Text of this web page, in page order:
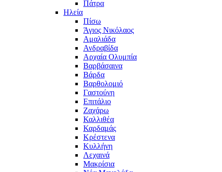
Πάτρα
Ηλεία
Πίσω
Άγιος Νικόλαος
Αμαλιάδα
Ανδραβίδα
Αρχαία Ολυμπία
Βαρβάσαινα
Βάρδα
Βαρθολομιό
Γαστούνη
Επιτάλιο
Ζαχάρω
Καλλιθέα
Καρδαμάς
Κρέστενα
Κυλλήνη
Λεχαινά
Μακρίσια